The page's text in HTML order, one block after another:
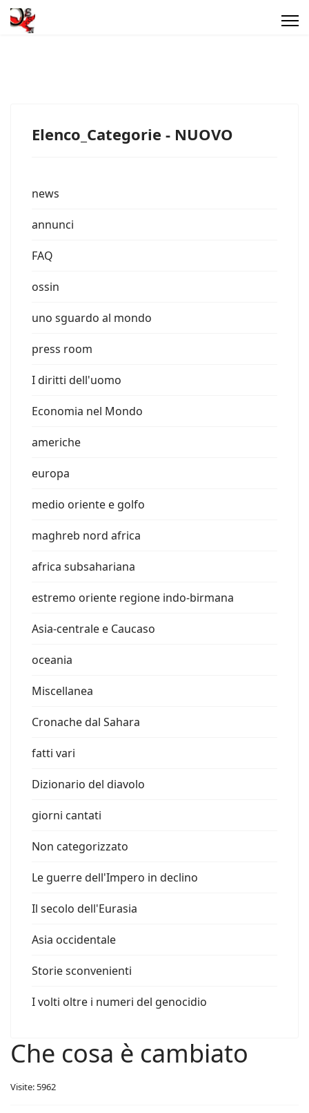
Elenco_Categorie - NUOVO
news
annunci
FAQ
ossin
uno sguardo al mondo
press room
I diritti dell'uomo
Economia nel Mondo
americhe
europa
medio oriente e golfo
maghreb nord africa
africa subsahariana
estremo oriente regione indo-birmana
Asia-centrale e Caucaso
oceania
Miscellanea
Cronache dal Sahara
fatti vari
Dizionario del diavolo
giorni cantati
Non categorizzato
Le guerre dell'Impero in declino
Il secolo dell'Eurasia
Asia occidentale
Storie sconvenienti
I volti oltre i numeri del genocidio
Che cosa è cambiato
Visite: 5962